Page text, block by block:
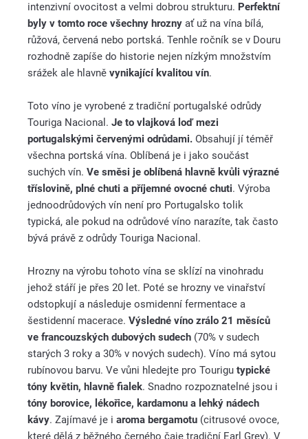
intenzivní ovocitost a velmi dobrou strukturu. Perfektní
byly v tomto roce všechny hrozny ať už na vína bílá,
růžová, červená nebo portská. Tenhle ročník se v Douru
rozhodně zapíše do historie nejen nízkým množstvím
srážek ale hlavně vynikající kvalitou vín.
Toto víno je vyrobené z tradiční portugalské odrůdy
Touriga Nacional. Je to vlajková loď mezi
portugalskými červenými odrůdami. Obsahují jí téměř
všechna portská vína. Oblíbená je i jako součást
suchých vín. Ve směsi je oblíbená hlavně kvůli výrazné
tříslovině, plné chuti a příjemné ovocné chuti. Výroba
jednoodrůdových vín není pro Portugalsko tolik
typická, ale pokud na odrůdové víno narazíte, tak často
bývá právě z odrůdy Touriga Nacional.
Hrozny na výrobu tohoto vína se sklízí na vinohradu
jehož stáří je přes 20 let. Poté se hrozny ve vinařství
odstopkují a následuje osmidenní fermentace a
šestidenní macerace. Výsledné víno zrálo 21 měsíců
ve francouzských dubových sudech (70% v sudech
starých 3 roky a 30% v nových sudech). Víno má sytou
rubínovou barvu. Ve vůni hledejte pro Tourigu typické
tóny květin, hlavně fialek. Snadno rozpoznatelné jsou i
tóny borovice, lékořice, kardamonu a lehký nádech
kávy. Zajímavé je i aroma bergamotu (citrusové ovoce,